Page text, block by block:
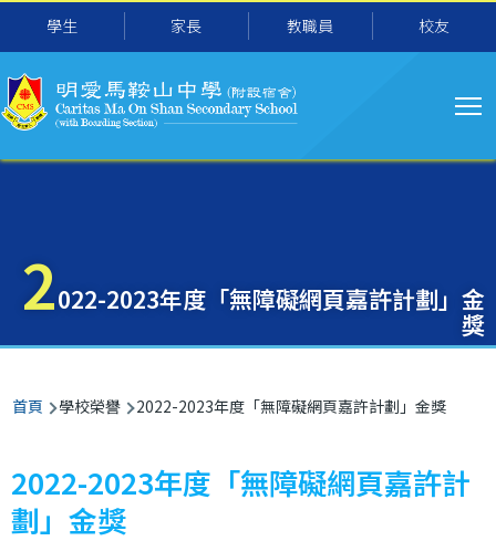
移至主內容
學生 家長 教職員 校友
导
航
2022-2023年度「無障礙網頁嘉許計劃」金
獎
導
航
連
結
首頁 學校榮譽 2022-2023年度「無障礙網頁嘉許計劃」金獎
2022-2023年度「無障礙網頁嘉許計
劃」金獎